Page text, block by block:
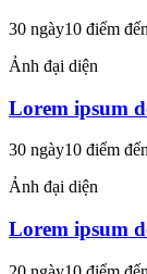
30 ngày10 điểm
Ảnh đại diện
Lorem ipsum
30 ngày10 điểm
Ảnh đại diện
Lorem ipsum